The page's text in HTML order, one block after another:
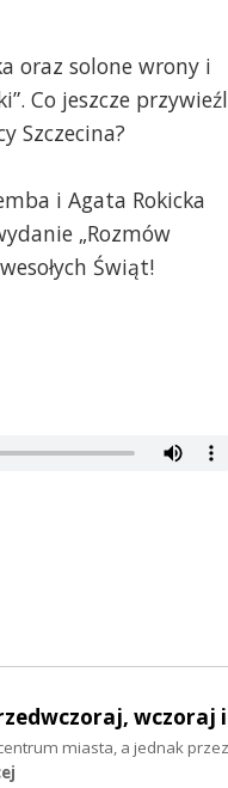
oraz solone wrony i
Co jeszcze
Szczecina?
i Agata Rokicka
„Rozmów
Świąt!
wczoraj
miasta, a jednak